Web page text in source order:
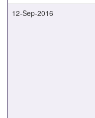
12-Sep-2016